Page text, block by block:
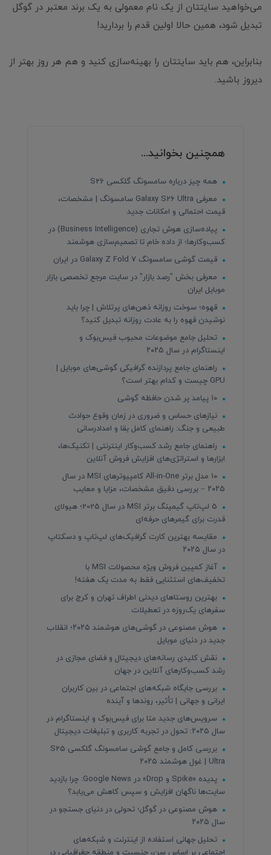
می‌خواهید سایتتان از یک نام معمولی به یک برند معتبر در گوگل
تبدیل شود، همین حالا اولین قدم را بردارید!
بنابراین، هم باید سایتتان را بهینه‌سازی کنید و هم هر روز بهتر از
دیروز باشید.
همچنین بخوانید...
همه چیز درباره سامسونگ گلکسی S26
معرفی Galaxy S26 Ultra سامسونگ | مشخصات،
قیمت احتمالی و امکانات جدید
پیاده‌سازی هوش تجاری (Business Intelligence) در
کسب‌وکارها؛ از داده خام تا تصمیم‌سازی هوشمند
قیمت گوشی سامسونگ Galaxy Z Fold 7 در ایران
معرفی بخش "رصد بازار" در سایت مرجع تخصصی بازار
موبایل ایران
قهوه؛ سوخت روزانه ذهن‌های پرتلاش | چرا باید
نوشیدن قهوه را به عادت روزانه تبدیل کنید؟
تحلیل جامع موضوعات محبوب فیس‌بوک و
اینستاگرام در سال ۲۰۲۵
راهنمای جامع پردازنده‌ گرافیکی گوشی‌های موبایل |
GPU چیست و کدام بهتر است؟
نیازهای حساس و ضروری در زمان وقوع حوادث
طبیعی و جنگ: راهنمای کامل بقا و امدادرسانی
راهنمای جامع رشد کسب‌وکار اینترنتی | تکنیک‌ها،
ابزارها و استراتژی‌های افزایش فروش آنلاین
۱۰ مدل برتر All‑in‑One کامپیوترهای MSI در سال
۲۰۲۵ – بررسی دقیق مشخصات، مزایا و معایب
5 لپ‌تاپ گیمینگ برتر MSI در سال 2025؛ هیولای
قدرت برای گیمرهای حرفه‌ای
مقایسه بهترین کارت گرافیک‌های لپ‌تاپ و دسکتاپ
در سال ۲۰۲۵
آغاز کمپین فروش ویژه محصولات MSI با
تخفیف‌های استثنایی فقط به مدت یک هفته!
بهترین روستاهای دیدنی اطراف تهران و کرج برای
سفرهای یک‌روزه در تعطیلات
هوش مصنوعی در گوشی‌های هوشمند ۲۰۲۵؛ انقلاب
جدید در دنیای موبایل
نقش کلیدی رسانه‌های دیجیتال و فضای مجازی در
رشد کسب‌وکارهای آنلاین در جهان
بررسی جایگاه شبکه‌های اجتماعی در بین کاربران
ایرانی و جهانی | تأثیر، روندها و آینده
سرویس‌های جدید متا برای فیس‌بوک و اینستاگرام در
سال ۲۰۲۵: تحول در تجربه کاربری و تبلیغات دیجیتال
بررسی کامل و جامع گوشی سامسونگ گلکسی S25
Ultra | غول هوشمند ۲۰۲۵
پدیده «Spike و Drop» در Google News: چرا بازدید
سایت‌ها ناگهان افزایش و سپس کاهش می‌یابد؟
هوش مصنوعی در گوگل؛ تحولی در دنیای جستجو در
سال ۲۰۲۵
تحلیل جهانی استفاده از اینترنت و شبکه‌های